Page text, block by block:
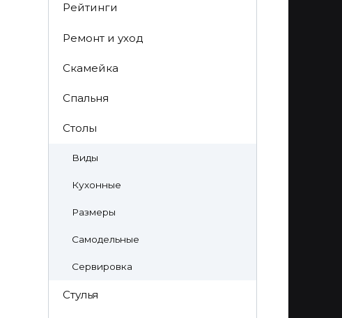
Рейтинги
Ремонт и уход
Скамейка
Спальня
Столы
Виды
Кухонные
Размеры
Самодельные
Сервировка
Стулья